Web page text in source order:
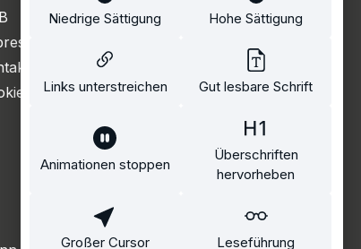
Einstellungen
Niedrige Sättigung Hohe Sättigung
Links unterstreichen Gut lesbare Schrift
Animationen stoppen
Überschriften
hervorheben
Großer Cursor Leseführung